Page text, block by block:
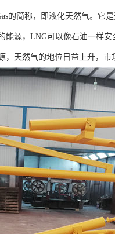
的简称，即液化天然气。它
源，LNG可以像石油一样
天然气的地位日益上升，市